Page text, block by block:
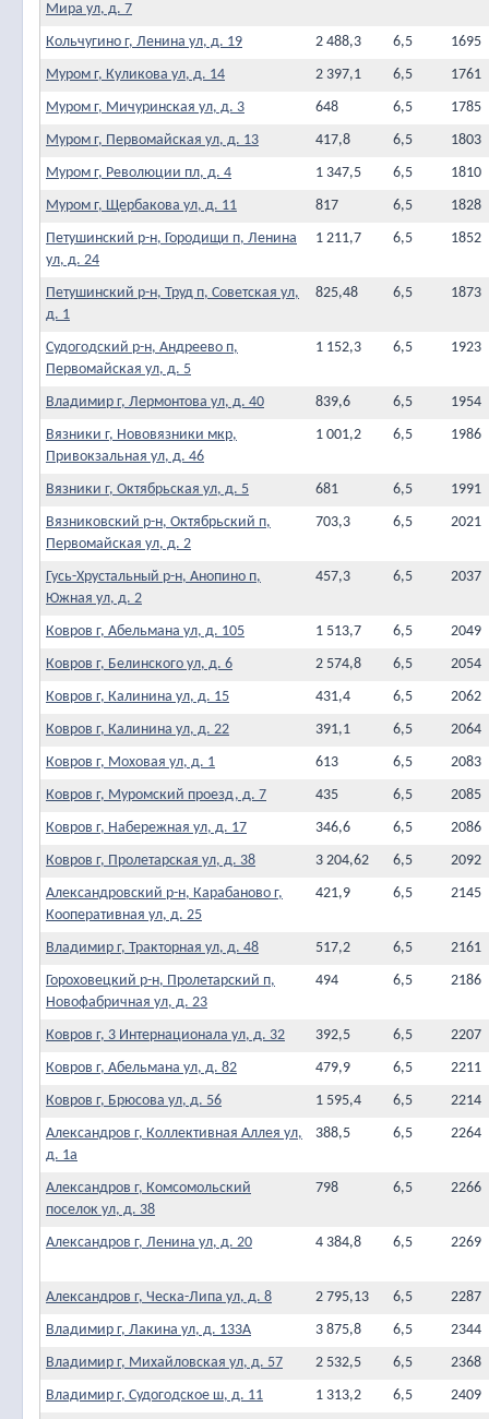
Мира ул, д. 7
Кольчугино г, Ленина ул, д. 19 2 488,3 6,5
1695
Муром г, Куликова ул, д. 14
2 397,1 6,5
1761
Муром г, Мичуринская ул, д. 3
648 6,5
1785
Муром г, Первомайская ул, д. 13
417,8 6,5
1803
Муром г, Революции пл, д. 4
1 347,5 6,5
1810
Муром г, Щербакова ул, д. 11
817 6,5
1828
Петушинский р-н, Городищи п, Ленина
ул, д. 24
1 211,7 6,5 1852
Петушинский р-н, Труд п, Советская ул,
д. 1
825,48 6,5 1873
Судогодский р-н, Андреево п,
Первомайская ул, д. 5
1 152,3 6,5 1923
Владимир г, Лермонтова ул, д. 40 839,6 6,5
1954
Вязники г, Нововязники мкр,
Привокзальная ул, д. 46
1 001,2 6,5 1986
Вязники г, Октябрьская ул, д. 5 681 6,5
1991
Вязниковский р-н, Октябрьский п,
Первомайская ул, д. 2
703,3 6,5 2021
Гусь-Хрустальный р-н, Анопино п,
Южная ул, д. 2
457,3 6,5 2037
Ковров г, Абельмана ул, д. 105 1 513,7 6,5
2049
Ковров г, Белинского ул, д. 6
2 574,8 6,5
2054
Ковров г, Калинина ул, д. 15
431,4 6,5
2062
Ковров г, Калинина ул, д. 22
391,1 6,5
2064
Ковров г, Моховая ул, д. 1
613 6,5
2083
Ковров г, Муромский проезд, д. 7
435 6,5
2085
Ковров г, Набережная ул, д. 17
346,6 6,5
2086
Ковров г, Пролетарская ул, д. 38
3 204,62 6,5
2092
Александровский р-н, Карабаново г,
Кооперативная ул, д. 25
421,9 6,5 2145
Владимир г, Тракторная ул, д. 48 517,2 6,5
2161
Гороховецкий р-н, Пролетарский п,
Новофабричная ул, д. 23
494 6,5 2186
Ковров г, 3 Интернационала ул, д. 32 392,5 6,5
2207
Ковров г, Абельмана ул, д. 82
479,9 6,5
2211
Ковров г, Брюсова ул, д. 56
1 595,4 6,5
2214
Александров г, Коллективная Аллея ул,
д. 1а
388,5 6,5 2264
Александров г, Комсомольский
поселок ул, д. 38
798 6,5 2266
Александров г, Ленина ул, д. 20 4 384,8 6,5 2269
Александров г, Ческа-Липа ул, д. 8 2 795,13 6,5
2287
Владимир г, Лакина ул, д. 133А
3 875,8 6,5
2344
Владимир г, Михайловская ул, д. 57
2 532,5 6,5
2368
Владимир г, Судогодское ш, д. 11
1 313,2 6,5
2409